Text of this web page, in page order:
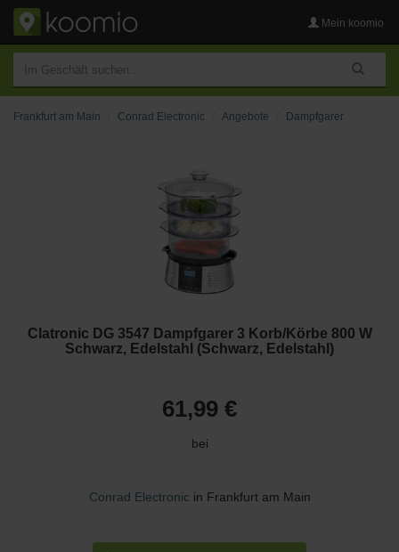
Mein koomio
Frankfurt am Main Conrad Electronic Angebote Dampfgarer
Clatronic DG 3547 Dampfgarer 3 Korb/Körbe 800 W
Schwarz, Edelstahl (Schwarz, Edelstahl)
61,99 €
bei
Conrad Electronic in Frankfurt am Main